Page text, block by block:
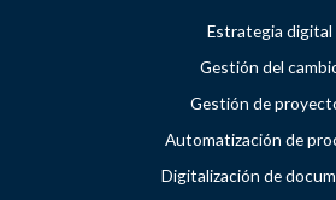
Estrategia digital
Gestión del
Gestión de
Automatización de
Digitalización de